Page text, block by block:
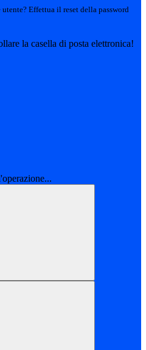
Effettua il reset della password
la casella di posta elettronica!